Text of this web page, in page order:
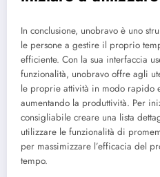
In conclusione, unobravo è uno
le persone a gestire il proprio
efficiente. Con la sua interfaccia
funzionalità, unobravo offre agli
le proprie attività in modo rapido
aumentando la produttività. Per
consigliabile creare una lista
utilizzare le funzionalità di
per massimizzare l’efficacia del
tempo.